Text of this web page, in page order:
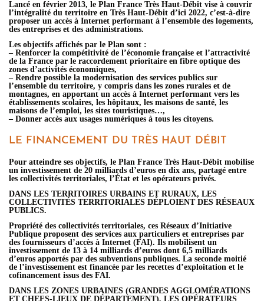
Lancé en février 2013, le Plan France Très Haut-Débit vise à couvrir
l’intégralité du territoire en Très Haut-Débit d’ici 2022, c’est-à-dire
proposer un accès à Internet performant à l’ensemble des logements,
des entreprises et des administrations.
Les objectifs affichés par le Plan sont :
– Renforcer la compétitivité de l’économie française et l’attractivité
de la France par le raccordement prioritaire en fibre optique des
zones d’activités économiques,
– Rendre possible la modernisation des services publics sur
l’ensemble du territoire, y compris dans les zones rurales et de
montagnes, en apportant un accès à Internet performant vers les
établissements scolaires, les hôpitaux, les maisons de santé, les
maisons de l’emploi, les sites touristiques…,
– Donner accès aux usages numériques à tous les citoyens.
LE FINANCEMENT DU TRÈS HAUT DÉBIT
Pour atteindre ses objectifs, le Plan France Très Haut-Débit mobilise
un investissement de 20 milliards d’euros en dix ans, partagé entre
les collectivités territoriales, l’État et les opérateurs privés.
DANS LES TERRITOIRES URBAINS ET RURAUX, LES
COLLECTIVITÉS TERRITORIALES DÉPLOIENT DES RÉSEAUX
PUBLICS.
Propriété des collectivités territoriales, ces Réseaux d’Initiative
Publique proposent des services aux particuliers et entreprises par
des fournisseurs d’accès à Internet (FAI). Ils mobilisent un
investissement de 13 à 14 milliards d’euros dont 6,5 milliards
d’euros apportés par des subventions publiques. La seconde moitié
de l’investissement est financée par les recettes d’exploitation et le
cofinancement issus des FAI.
DANS LES ZONES URBAINES (GRANDES AGGLOMÉRATIONS
ET CHEFS-LIEUX DE DÉPARTEMENT), LES OPÉRATEURS